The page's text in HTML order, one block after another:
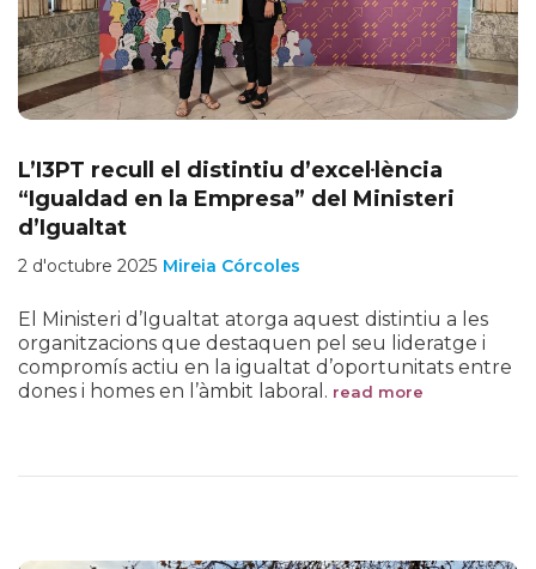
L’I3PT recull el distintiu d’excel·lència
“Igualdad en la Empresa” del Ministeri
d’Igualtat
Mireia Córcoles
2 d'octubre 2025
El Ministeri d’Igualtat atorga aquest distintiu a les
organitzacions que destaquen pel seu lideratge i
compromís actiu en la igualtat d’oportunitats entre
dones i homes en l’àmbit laboral. read more